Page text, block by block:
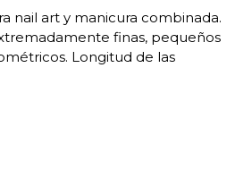
nail art y manicura combinada.
finas, pequeños
Longitud de las